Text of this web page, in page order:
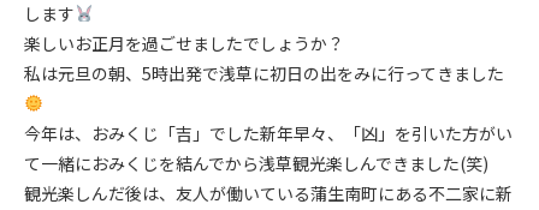
します
楽しいお正月を過ごせましたでしょうか？
私は元旦の朝、5時出発で浅草に初日の出をみに行ってきました
今年は、おみくじ「吉」でした新年早々、「凶」を引いた方がい
て一緒におみくじを結んでから浅草観光楽しんできました(笑)
観光楽しんだ後は、友人が働いている蒲生南町にある不二家に新